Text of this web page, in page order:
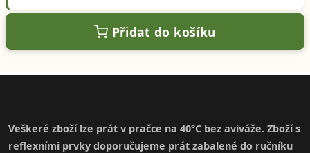
Přidat do košíku
Veškeré zboží lze prát v pračce na 40°C bez aviváže. Zboží s
reflexními prvky doporučujeme prát zabalené do ručníku